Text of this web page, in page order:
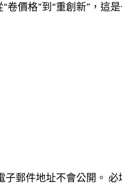
卷價格”到“重創新”，這
郵件地址不會公開。 必